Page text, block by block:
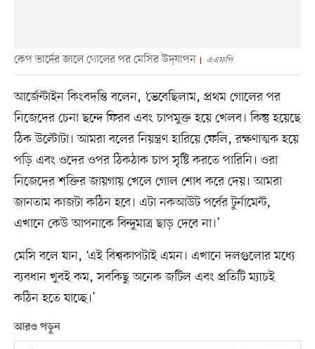
কেপ ভার্দের জালে গোলের পর মেসির উদ্‌যাপন এএফপি
আর্জেন্টাইন কিংবদন্তি বলেন, ‘ভেবেছিলাম, প্রথম গোলের পর
নিজেদের চেনা ছন্দে ফিরব এবং চাপমুক্ত হয়ে খেলব। কিন্তু হয়েছে
ঠিক উল্টোটা। আমরা বলের নিয়ন্ত্রণ হারিয়ে ফেলি, রক্ষণাত্মক হয়ে
পড়ি এবং ওদের ওপর ঠিকঠাক চাপ সৃষ্টি করতে পারিনি। ওরা
নিজেদের শক্তির জায়গায় খেলে গোল শোধ করে দেয়। আমরা
জানতাম কাজটা কঠিন হবে। এটা নকআউট পর্বের টুর্নামেন্ট,
এখানে কেউ আপনাকে বিন্দুমাত্র ছাড় দেবে না।’
মেসি বলে যান, ‘এই বিশ্বকাপটাই এমন। এখানে দলগুলোর মধ্যে
ব্যবধান খুবই কম, সবকিছু অনেক জটিল এবং প্রতিটি ম্যাচই
কঠিন হতে যাচ্ছে।’
আরও পড়ুন